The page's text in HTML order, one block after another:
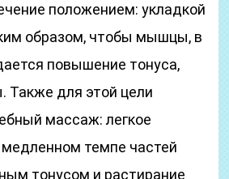
положением: укладкой
образом, чтобы мышцы, в
повышение тонуса,
Также для этой цели
массаж: легкое
темпе частей
тонусом и растирание